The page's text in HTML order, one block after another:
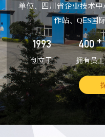
单位、四川省企业技术
作站、QES国
1993
创立于
400 +
拥有员工